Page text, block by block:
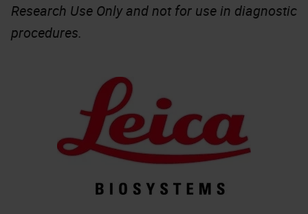
Research Use Only and not for use in diagnostic
procedures.